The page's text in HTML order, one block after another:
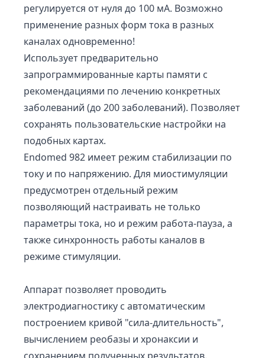
регулируется от нуля до 100 мА. Возможно
применение разных форм тока в разных
каналах одновременно!
Использует предварительно
запрограммированные карты памяти с
рекомендациями по лечению конкретных
заболеваний (до 200 заболеваний). Позволяет
сохранять пользовательские настройки на
подобных картах.
Endomed 982 имеет режим стабилизации по
току и по напряжению. Для миостимуляции
предусмотрен отдельный режим
позволяющий настраивать не только
параметры тока, но и режим работа-пауза, а
также синхронность работы каналов в
режиме стимуляции.
Аппарат позволяет проводить
электродиагностику с автоматическим
построением кривой "сила-длительность",
вычислением реобазы и хронаксии и